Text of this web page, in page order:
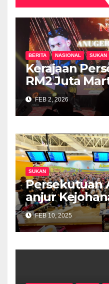
BERITA NASIONAL SUKAN
Kerajaan
RM2 Juta
Jadikan Silat
Kokurikulum
Dipergiat
FEB 2, 2026
SUKAN
Persekutuan
anjur
disertai
berentap.
FEB 10, 2025